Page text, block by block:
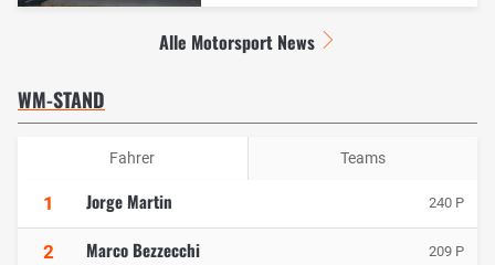
Alle Motorsport News
WM-STAND
Fahrer Teams
1 Jorge Martin 240 P
2 Marco Bezzecchi 209 P